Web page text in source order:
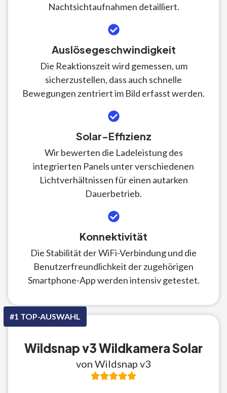
Nachtsichtaufnahmen detailliert.
Auslösegeschwindigkeit
Die Reaktionszeit wird gemessen, um
sicherzustellen, dass auch schnelle
Bewegungen zentriert im Bild erfasst werden.
Solar-Effizienz
Wir bewerten die Ladeleistung des
integrierten Panels unter verschiedenen
Lichtverhältnissen für einen autarken
Dauerbetrieb.
Konnektivität
Die Stabilität der WiFi-Verbindung und die
Benutzerfreundlichkeit der zugehörigen
Smartphone-App werden intensiv getestet.
#1 TOP-AUSWAHL
Wildsnap v3 Wildkamera Solar
von Wildsnap v3